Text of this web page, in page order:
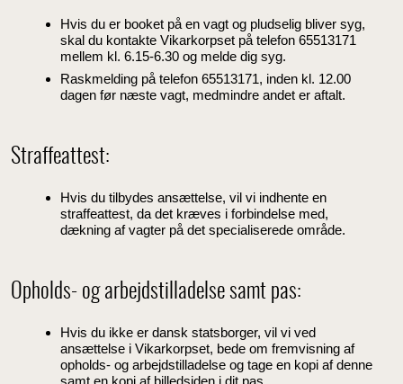
Hvis du er booket på en vagt og pludselig bliver syg,
skal du kontakte Vikarkorpset på telefon 65513171
mellem kl. 6.15-6.30 og melde dig syg.
Raskmelding på telefon 65513171, inden kl. 12.00
dagen før næste vagt, medmindre andet er aftalt.
Straffeattest:
Hvis du tilbydes ansættelse, vil vi indhente en
straffeattest, da det kræves i forbindelse med,
dækning af vagter på det specialiserede område.
Opholds- og arbejdstilladelse samt pas:
Hvis du ikke er dansk statsborger, vil vi ved
ansættelse i Vikarkorpset, bede om fremvisning af
opholds- og arbejdstilladelse og tage en kopi af denne
samt en kopi af billedsiden i dit pas.